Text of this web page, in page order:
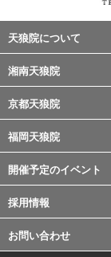
天狼院について
湘南天狼院
京都天狼院
福岡天狼院
開催予定のイベント
採用情報
お問い合わせ